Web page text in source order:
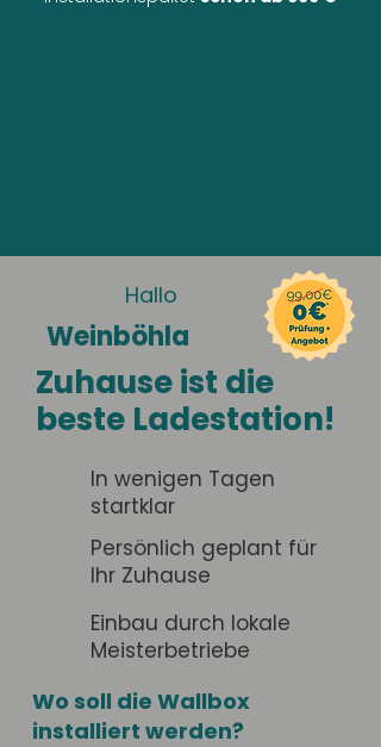
Hallo
Weinböhla
Zuhause ist die
beste Ladestation!
In wenigen Tagen
startklar
Persönlich geplant für
Ihr Zuhause
Einbau durch lokale
Meisterbetriebe
Wo soll die Wallbox
installiert werden?